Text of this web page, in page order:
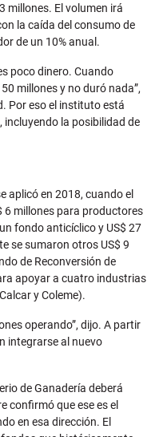
millones. El volumen irá
la caída del consumo de
de un 10% anual.
poco dinero. Cuando
millones y no duró nada”,
Por eso el instituto está
la posibilidad de
aplicó en 2018, cuando el
6 millones para productores
fondo anticíclico y US$ 27
se sumaron otros US$ 9
de Reconversión de
apoyar a cuatro industrias
y Coleme).
operando”, dijo. A partir
integrarse al nuevo
de Ganadería deberá
confirmó que ese es el
en esa dirección. El